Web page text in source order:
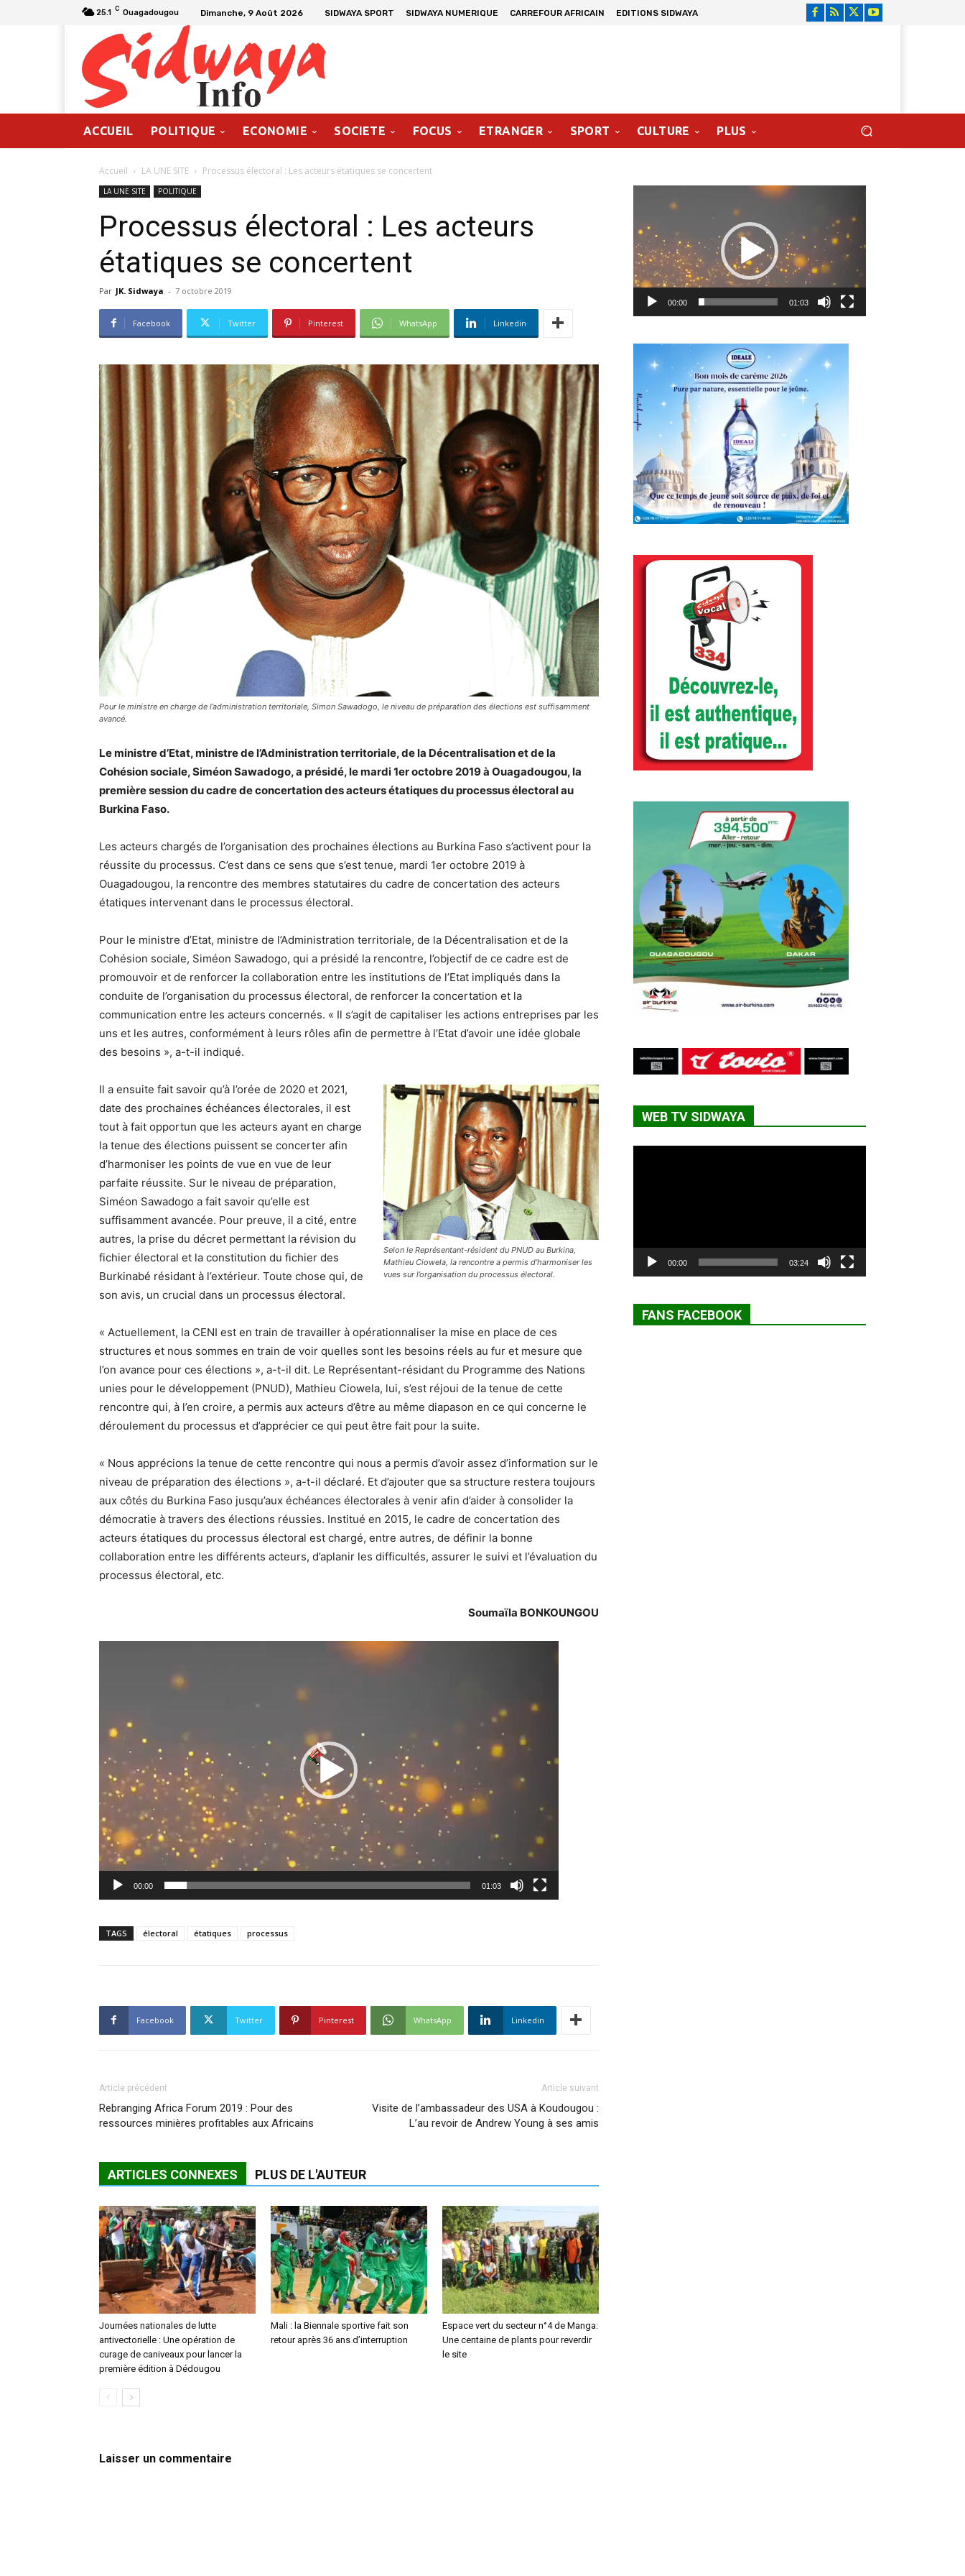
25.1 C Ouagadougou Dimanche, 9 Août 2026 SIDWAYA SPORT SIDWAYA NUMERIQUE CARREFOUR AFRICAIN EDITIONS SIDWAYA
ACCUEIL POLITIQUE ECONOMIE SOCIETE FOCUS ETRANGER SPORT CULTURE PLUS
Accueil LA UNE SITE Processus électoral : Les acteurs étatiques se concertent
LA UNE SITE POLITIQUE
Processus électoral : Les acteurs
étatiques se concertent
Par JK. Sidwaya - 7 octobre 2019
Facebook Twitter Pinterest WhatsApp Linkedin
Pour le ministre en charge de l’administration territoriale, Simon Sawadogo, le niveau de préparation des élections est suffisamment
avancé.
Le ministre d’Etat, ministre de l’Administration territoriale, de la Décentralisation et de la
Cohésion sociale, Siméon Sawadogo, a présidé, le mardi 1er octobre 2019 à Ouagadougou, la
première session du cadre de concertation des acteurs étatiques du processus électoral au
Burkina Faso.
Les acteurs chargés de l’organisation des prochaines élections au Burkina Faso s’activent pour la
réussite du processus. C’est dans ce sens que s’est tenue, mardi 1er octobre 2019 à
Ouagadougou, la rencontre des membres statutaires du cadre de concertation des acteurs
étatiques intervenant dans le processus électoral.
Pour le ministre d’Etat, ministre de l’Administration territoriale, de la Décentralisation et de la
Cohésion sociale, Siméon Sawadogo, qui a présidé la rencontre, l’objectif de ce cadre est de
promouvoir et de renforcer la collaboration entre les institutions de l’Etat impliqués dans la
conduite de l’organisation du processus électoral, de renforcer la concertation et la
communication entre les acteurs concernés. « Il s’agit de capitaliser les actions entreprises par les
uns et les autres, conformément à leurs rôles afin de permettre à l’Etat d’avoir une idée globale
des besoins », a-t-il indiqué.
Selon le Représentant-résident du PNUD au Burkina,
Mathieu Ciowela, la rencontre a permis d’harmoniser les
vues sur l’organisation du processus électoral.
Il a ensuite fait savoir qu’à l’orée de 2020 et 2021,
date des prochaines échéances électorales, il est
tout à fait opportun que les acteurs ayant en charge
la tenue des élections puissent se concerter afin
d’harmoniser les points de vue en vue de leur
parfaite réussite. Sur le niveau de préparation,
Siméon Sawadogo a fait savoir qu’elle est
suffisamment avancée. Pour preuve, il a cité, entre
autres, la prise du décret permettant la révision du
fichier électoral et la constitution du fichier des
Burkinabé résidant à l’extérieur. Toute chose qui, de
son avis, un crucial dans un processus électoral.
« Actuellement, la CENI est en train de travailler à opérationnaliser la mise en place de ces
structures et nous sommes en train de voir quelles sont les besoins réels au fur et mesure que
l’on avance pour ces élections », a-t-il dit. Le Représentant-résidant du Programme des Nations
unies pour le développement (PNUD), Mathieu Ciowela, lui, s’est réjoui de la tenue de cette
rencontre qui, à l’en croire, a permis aux acteurs d’être au même diapason en ce qui concerne le
déroulement du processus et d’apprécier ce qui peut être fait pour la suite.
« Nous apprécions la tenue de cette rencontre qui nous a permis d’avoir assez d’information sur le
niveau de préparation des élections », a-t-il déclaré. Et d’ajouter que sa structure restera toujours
aux côtés du Burkina Faso jusqu’aux échéances électorales à venir afin d’aider à consolider la
démocratie à travers des élections réussies. Institué en 2015, le cadre de concertation des
acteurs étatiques du processus électoral est chargé, entre autres, de définir la bonne
collaboration entre les différents acteurs, d’aplanir les difficultés, assurer le suivi et l’évaluation du
processus électoral, etc.
Soumaïla BONKOUNGOU
Lecteur
00:00 01:03
TAGS électoral étatiques processus
Facebook Twitter Pinterest WhatsApp Linkedin
Article précédent
Rebranging Africa Forum 2019 : Pour des
ressources minières profitables aux Africains
Article suivant
Visite de l’ambassadeur des USA à Koudougou :
L’au revoir de Andrew Young à ses amis
ARTICLES CONNEXES PLUS DE L'AUTEUR
Journées nationales de lutte
antivectorielle : Une opération de
curage de caniveaux pour lancer la
première édition à Dédougou
Mali : la Biennale sportive fait son
retour après 36 ans d’interruption
Espace vert du secteur n°4 de Manga:
Une centaine de plants pour reverdir
le site
Laisser un commentaire
00:00 01:03
WEB TV SIDWAYA
00:00 03:24
FANS FACEBOOK